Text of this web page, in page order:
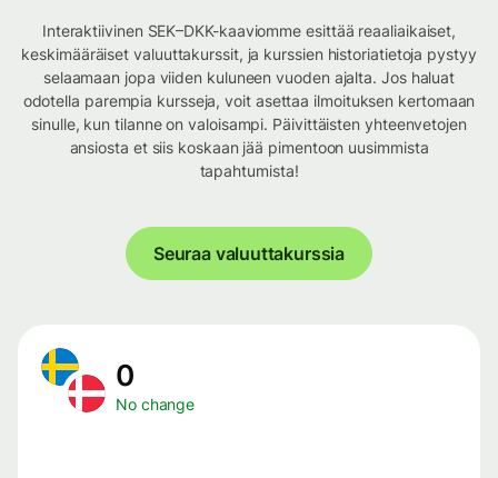
Interaktiivinen SEK–DKK-kaaviomme esittää reaaliaikaiset,
keskimääräiset valuuttakurssit, ja kurssien historiatietoja pystyy
selaamaan jopa viiden kuluneen vuoden ajalta. Jos haluat
odotella parempia kursseja, voit asettaa ilmoituksen kertomaan
sinulle, kun tilanne on valoisampi. Päivittäisten yhteenvetojen
ansiosta et siis koskaan jää pimentoon uusimmista
tapahtumista!
Seuraa valuuttakurssia
0
No change